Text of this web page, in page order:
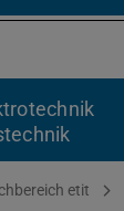
etit